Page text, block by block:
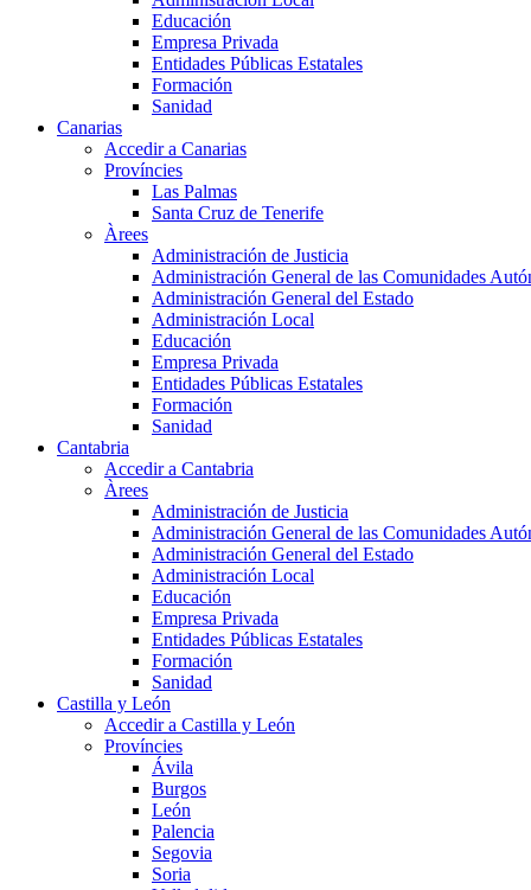
Educación
Empresa Privada
Entidades Públicas Estatales
Formación
Sanidad
Canarias
Accedir a Canarias
Províncies
Las Palmas
Santa Cruz de Tenerife
Àrees
Administración de Justicia
Administración General de las Comunidades
Administración General del Estado
Administración Local
Educación
Empresa Privada
Entidades Públicas Estatales
Formación
Sanidad
Cantabria
Accedir a Cantabria
Àrees
Administración de Justicia
Administración General de las Comunidades
Administración General del Estado
Administración Local
Educación
Empresa Privada
Entidades Públicas Estatales
Formación
Sanidad
Castilla y León
Accedir a Castilla y León
Províncies
Ávila
Burgos
León
Palencia
Segovia
Soria